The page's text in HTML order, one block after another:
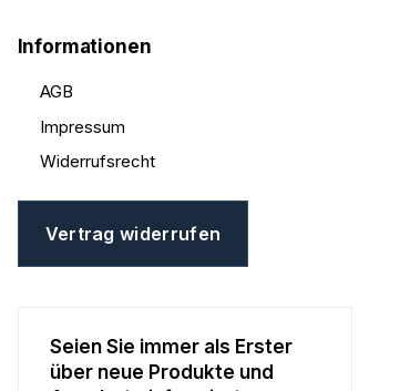
Informationen
AGB
Impressum
Widerrufsrecht
Vertrag widerrufen
Seien Sie immer als Erster
über neue Produkte und